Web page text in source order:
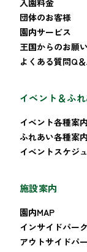
団体のお客様
園内サービス
王国からのお願い
よくある質問Q
イベント＆ふ
イベント各種案内
ふれあい各種案内
イベントスケジ
施設案内
園内MAP
インサイドパーク
アウトサイドパ